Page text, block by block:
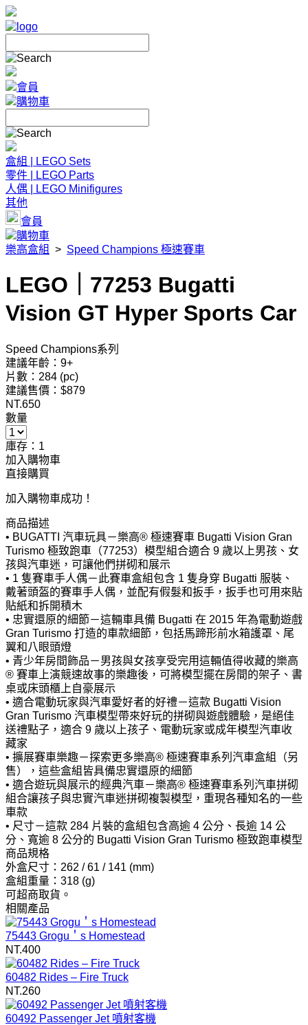
會員
購物車
盒組 | LEGO Sets
零件 | LEGO Parts
人偶 | LEGO Minifigures
其他
會員
購物車
樂高盒組 > Speed Champions 極速賽車
LEGO｜77253 Bugatti
Vision GT Hyper Sports Car
Speed Champions系列
建議年齡：9+
片數：284 (pc)
建議售價：$879
NT.650
數量
庫存：1
加入購物車
直接購買
加入購物車成功！
商品描述
• BUGATTI 汽車玩具－樂高® 極速賽車 Bugatti Vision Gran
Turismo 極致跑車（77253）模型組合適合 9 歲以上男孩、女
孩與汽車迷，可讓他們拼砌和展示
• 1 隻賽車手人偶－此賽車盒組包含 1 隻身穿 Bugatti 服裝、
戴著頭盔的賽車手人偶，並配有假髮和扳手，扳手也可用來貼
貼紙和拆開積木
• 忠實還原的細節－這輛車具備 Bugatti 在 2015 年為電動遊戲
Gran Turismo 打造的車款細節，包括馬蹄形前水箱護罩、尾
翼和八眼頭燈
• 青少年房間飾品－男孩與女孩享受完用這輛值得收藏的樂高
® 賽車上演競速故事的樂趣後，可將模型擺在房間的架子、書
桌或床頭櫃上自豪展示
• 適合電動玩家與汽車愛好者的好禮－這款 Bugatti Vision
Gran Turismo 汽車模型帶來好玩的拼砌與遊戲體驗，是絕佳
送禮點子，適合 9 歲以上孩子、電動玩家或成年模型汽車收
藏家
• 擴展賽車樂趣－探索更多樂高® 極速賽車系列汽車盒組（另
售），這些盒組皆具備忠實還原的細節
• 適合遊玩與展示的經典汽車－樂高® 極速賽車系列汽車拼砌
組合讓孩子與忠實汽車迷拼砌複製模型，重現各種知名的一些
車款
• 尺寸－這款 284 片裝的盒組包含高逾 4 公分、長逾 14 公
分、寬逾 8 公分的 Bugatti Vision Gran Turismo 極致跑車模型
商品規格
外盒尺寸：262 / 61 / 141 (mm)
盒組重量：318 (g)
可超商取貨。
相關產品
75443 Grogu＇s Homestead
NT.400
60482 Rides – Fire Truck
NT.260
60492 Passenger Jet 噴射客機